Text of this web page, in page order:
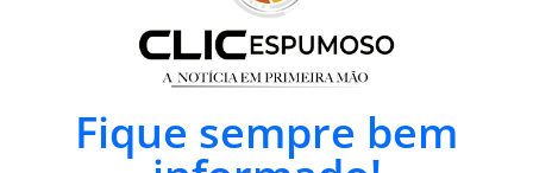
Fique sempre bem